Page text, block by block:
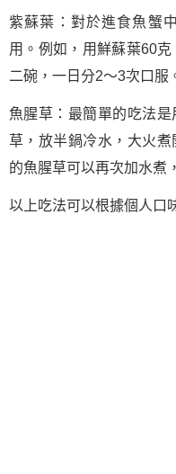
紫蘇葉：對於進食魚蟹
用。例如，用鮮蘇葉60
二碗，一日分2～3次口服
魚腥草：最簡單的吃法
草，放半鍋冷水，大火
的魚腥草可以再次加水煮
以上吃法可以根據個人口